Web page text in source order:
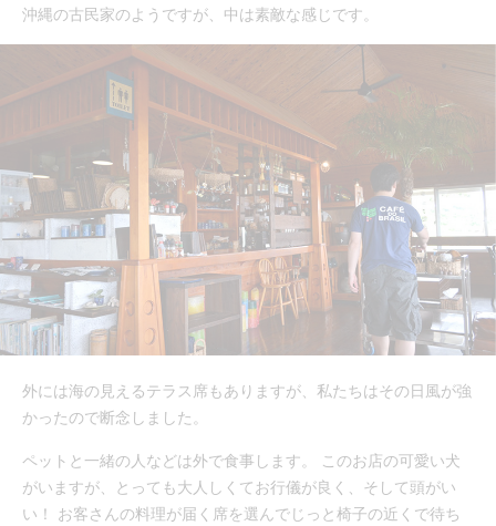
沖縄の古民家のようですが、中は素敵な感じです。
外には海の見えるテラス席もありますが、私たちはその日風が強
かったので断念しました。
ペットと一緒の人などは外で食事します。 このお店の可愛い犬
がいますが、とっても大人しくてお行儀が良く、そして頭がい
い！ お客さんの料理が届く席を選んでじっと椅子の近くで待ち